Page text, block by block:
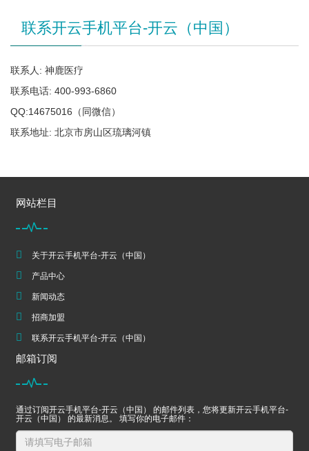
联系开云手机平台-开云（中国）
联系人: 神鹿医疗
联系电话: 400-993-6860
QQ:14675016（同微信）
联系地址: 北京市房山区琉璃河镇
网站栏目
关于开云手机平台-开云（中国）
产品中心
新闻动态
招商加盟
联系开云手机平台-开云（中国）
邮箱订阅
通过订阅开云手机平台-开云（中国） 的邮件列表，您将更新开云手机平台-
开云（中国） 的最新消息。 填写你的电子邮件：